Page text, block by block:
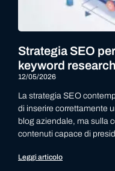
Strategia SEO
keyword
12/05/2026
La strategia SEO
di inserire correttamente
blog aziendale, ma sulla
contenuti capace di
Leggi articolo